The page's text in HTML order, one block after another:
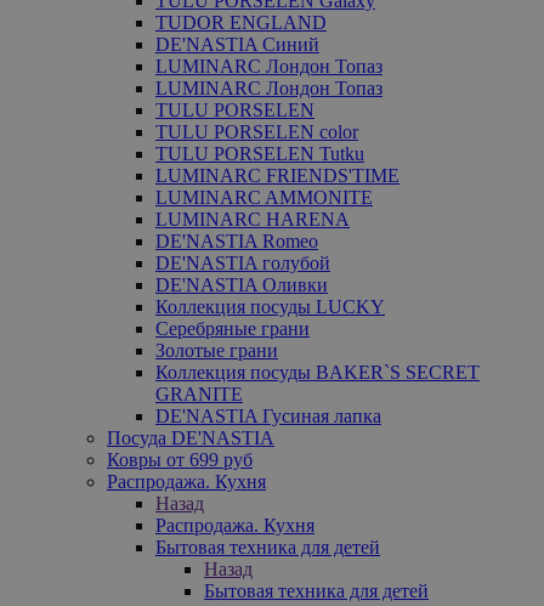
TUDOR ENGLAND
DE'NASTIA Синий
LUMINARC Лондон Топаз
LUMINARC Лондон Топаз
TULU PORSELEN
TULU PORSELEN color
TULU PORSELEN Tutku
LUMINARC FRIENDS'TIME
LUMINARC AMMONITE
LUMINARC HARENA
DE'NASTIA Romeo
DE'NASTIA голубой
DE'NASTIA Оливки
Коллекция посуды LUCKY
Серебряные грани
Золотые грани
Коллекция посуды BAKER`S SECRET
GRANITE
DE'NASTIA Гусиная лапка
Посуда DE'NASTIA
Ковры от 699 руб
Распродажа. Кухня
Назад
Распродажа. Кухня
Бытовая техника для детей
Назад
Бытовая техника для детей